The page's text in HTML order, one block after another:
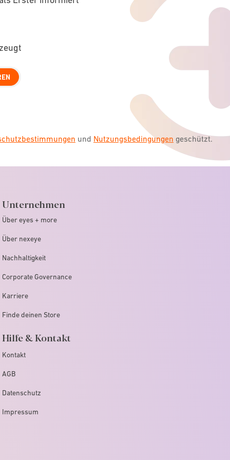
und Nutzungsbedingungen geschützt.
Unternehmen
Über eyes + more
Über nexeye
Nachhaltigkeit
Corporate Governance
Karriere
Finde deinen Store
Hilfe & Kontakt
Kontakt
AGB
Datenschutz
Impressum